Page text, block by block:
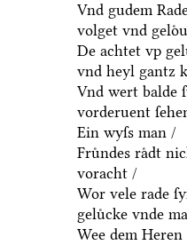
Vnd gudem
volget vnd
De achtet vp
vnd heyl gantz
Vnd wert balde
vorderuent
Ein wyſs man /
Fruͤndes raͤdt
voracht /
Wor vele rade
geluͤcke vnde
Wee dem Heren